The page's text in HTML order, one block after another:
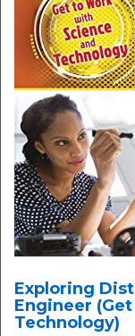
Exploring
Engineer
Technology)